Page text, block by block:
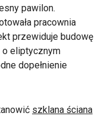
pawilon.
pracownia
przewiduje budowę
o eliptycznym
dopełnienie
szklana ściana